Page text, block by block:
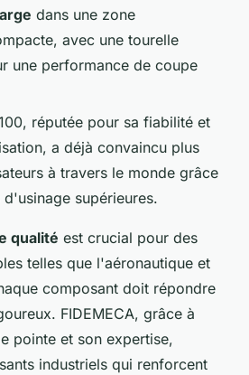
dans une zone
avec une tourelle
une performance de coupe
réputée pour sa fiabilité et
a déjà convaincu plus
à travers le monde grâce
supérieures.
qualité est crucial pour des
telles que l'aéronautique et
composant doit répondre
FIDEMECA, grâce à
pointe et son expertise,
industriels qui renforcent